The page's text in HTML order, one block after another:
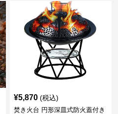
¥5,870 (税込)
焚き火台 円形深皿式防火蓋付き